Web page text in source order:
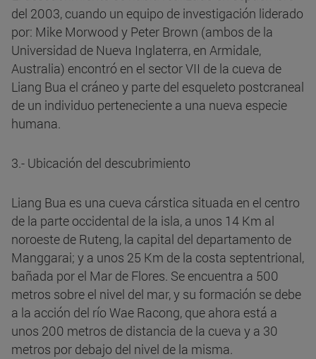
del 2003, cuando un equipo de investigación liderado
por: Mike Morwood y Peter Brown (ambos de la
Universidad de Nueva Inglaterra, en Armidale,
Australia) encontró en el sector VII de la cueva de
Liang Bua el cráneo y parte del esqueleto postcraneal
de un individuo perteneciente a una nueva especie
humana.
3.- Ubicación del descubrimiento
Liang Bua es una cueva cárstica situada en el centro
de la parte occidental de la isla, a unos 14 Km al
noroeste de Ruteng, la capital del departamento de
Manggarai; y a unos 25 Km de la costa septentrional,
bañada por el Mar de Flores. Se encuentra a 500
metros sobre el nivel del mar, y su formación se debe
a la acción del río Wae Racong, que ahora está a
unos 200 metros de distancia de la cueva y a 30
metros por debajo del nivel de la misma.